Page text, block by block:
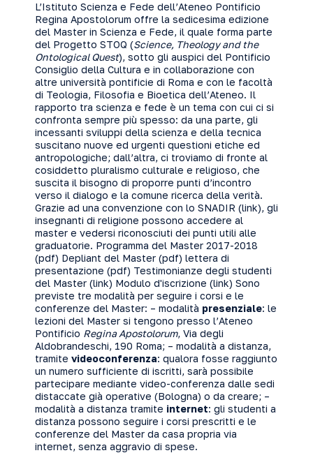
L’Istituto Scienza e Fede dell’Ateneo Pontificio
Regina Apostolorum offre la sedicesima edizione
del Master in Scienza e Fede, il quale forma parte
del Progetto STOQ (Science, Theology and the
Ontological Quest), sotto gli auspici del Pontificio
Consiglio della Cultura e in collaborazione con
altre università pontificie di Roma e con le facoltà
di Teologia, Filosofia e Bioetica dell’Ateneo. Il
rapporto tra scienza e fede è un tema con cui ci si
confronta sempre più spesso: da una parte, gli
incessanti sviluppi della scienza e della tecnica
suscitano nuove ed urgenti questioni etiche ed
antropologiche; dall’altra, ci troviamo di fronte al
cosiddetto pluralismo culturale e religioso, che
suscita il bisogno di proporre punti d’incontro
verso il dialogo e la comune ricerca della verità.
Grazie ad una convenzione con lo SNADIR (link), gli
insegnanti di religione possono accedere al
master e vedersi riconosciuti dei punti utili alle
graduatorie. Programma del Master 2017-2018
(pdf) Depliant del Master (pdf) lettera di
presentazione (pdf) Testimonianze degli studenti
del Master (link) Modulo d'iscrizione (link) Sono
previste tre modalità per seguire i corsi e le
conferenze del Master: – modalità presenziale: le
lezioni del Master si tengono presso l’Ateneo
Pontificio Regina Apostolorum, Via degli
Aldobrandeschi, 190 Roma; – modalità a distanza,
tramite videoconferenza: qualora fosse raggiunto
un numero sufficiente di iscritti, sarà possibile
partecipare mediante video-conferenza dalle sedi
distaccate già operative (Bologna) o da creare; –
modalità a distanza tramite internet: gli studenti a
distanza possono seguire i corsi prescritti e le
conferenze del Master da casa propria via
internet, senza aggravio di spese.